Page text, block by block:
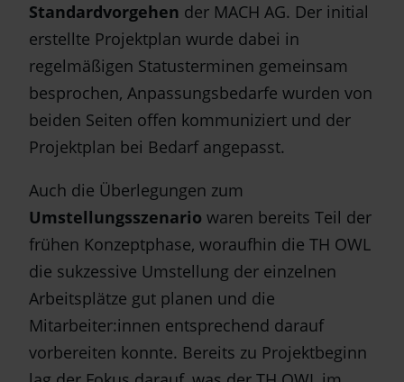
Standardvorgehen der MACH AG. Der initial
erstellte Projektplan wurde dabei in
regelmäßigen Statusterminen gemeinsam
besprochen, Anpassungsbedarfe wurden von
beiden Seiten offen kommuniziert und der
Projektplan bei Bedarf angepasst.
Auch die Überlegungen zum
Umstellungsszenario waren bereits Teil der
frühen Konzeptphase, woraufhin die TH OWL
die sukzessive Umstellung der einzelnen
Arbeitsplätze gut planen und die
Mitarbeiter:innen entsprechend darauf
vorbereiten konnte. Bereits zu Projektbeginn